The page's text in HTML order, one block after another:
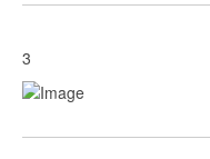
3